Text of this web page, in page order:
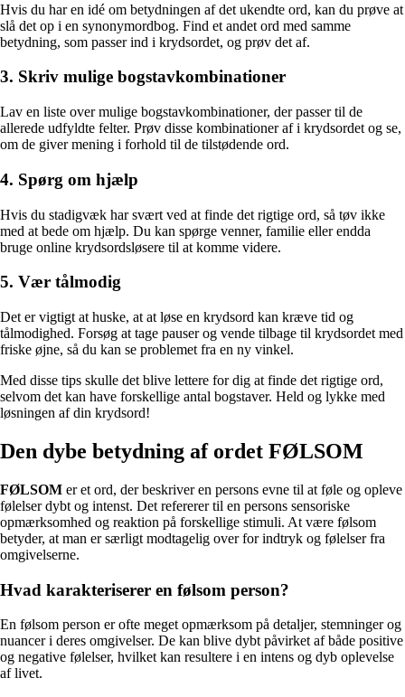
Hvis du har en idé om betydningen af det ukendte ord, kan du prøve at
slå det op i en synonymordbog. Find et andet ord med samme
betydning, som passer ind i krydsordet, og prøv det af.
3. Skriv mulige bogstavkombinationer
Lav en liste over mulige bogstavkombinationer, der passer til de
allerede udfyldte felter. Prøv disse kombinationer af i krydsordet og se,
om de giver mening i forhold til de tilstødende ord.
4. Spørg om hjælp
Hvis du stadigvæk har svært ved at finde det rigtige ord, så tøv ikke
med at bede om hjælp. Du kan spørge venner, familie eller endda
bruge online krydsordsløsere til at komme videre.
5. Vær tålmodig
Det er vigtigt at huske, at at løse en krydsord kan kræve tid og
tålmodighed. Forsøg at tage pauser og vende tilbage til krydsordet med
friske øjne, så du kan se problemet fra en ny vinkel.
Med disse tips skulle det blive lettere for dig at finde det rigtige ord,
selvom det kan have forskellige antal bogstaver. Held og lykke med
løsningen af din krydsord!
Den dybe betydning af ordet FØLSOM
FØLSOM er et ord, der beskriver en persons evne til at føle og opleve
følelser dybt og intenst. Det refererer til en persons sensoriske
opmærksomhed og reaktion på forskellige stimuli. At være følsom
betyder, at man er særligt modtagelig over for indtryk og følelser fra
omgivelserne.
Hvad karakteriserer en følsom person?
En følsom person er ofte meget opmærksom på detaljer, stemninger og
nuancer i deres omgivelser. De kan blive dybt påvirket af både positive
og negative følelser, hvilket kan resultere i en intens og dyb oplevelse
af livet.